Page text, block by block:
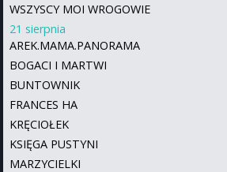
WSZYSCY MOI WROGOWIE
21 sierpnia
AREK.MAMA.PANORAMA
BOGACI I MARTWI
BUNTOWNIK
FRANCES HA
KRĘCIOŁEK
KSIĘGA PUSTYNI
MARZYCIELKI